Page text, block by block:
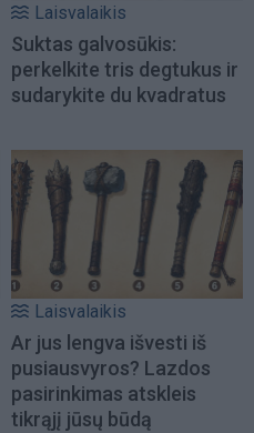
Laisvalaikis
Suktas galvosūkis:
perkelkite tris degtukus ir
sudarykite du kvadratus
Laisvalaikis
Ar jus lengva išvesti iš
pusiausvyros? Lazdos
pasirinkimas atskleis
tikrąjį jūsų būdą